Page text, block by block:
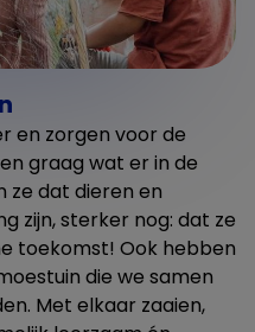
en zorgen voor de
graag wat er in de
ze dat dieren en
zijn, sterker nog: dat ze
toekomst! Ook hebben
die we samen
Met elkaar zaaien,